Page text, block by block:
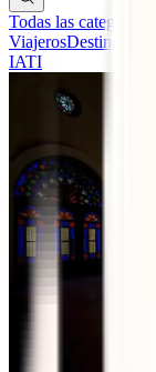
Todas las categorías
ViajerosDestinos
IATI